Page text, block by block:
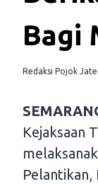
Bagi
Redaksi Pojok
Kejaksaan
Pelantikan,